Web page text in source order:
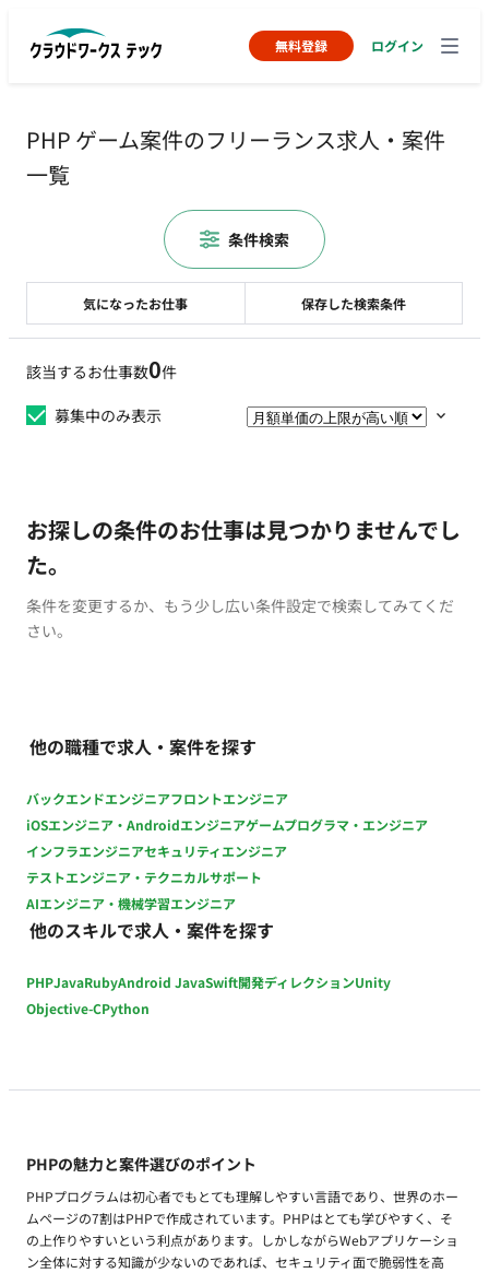
無料登録 ログイン
PHP ゲーム案件のフリーランス求人・案件
一覧
該当するお仕事数0件
募集中のみ表示
お探しの条件のお仕事は見つかりませんでし
た。
条件を変更するか、もう少し広い条件設定で検索してみてくだ
さい。
他の職種で求人・案件を探す
バックエンドエンジニアフロントエンジニア
iOSエンジニア・Androidエンジニアゲームプログラマ・エンジニア
インフラエンジニアセキュリティエンジニア
テストエンジニア・テクニカルサポート
AIエンジニア・機械学習エンジニア
他のスキルで求人・案件を探す
PHPJavaRubyAndroid JavaSwift開発ディレクションUnity
Objective-CPython
PHPの魅力と案件選びのポイント
PHPプログラムは初心者でもとても理解しやすい言語であり、世界のホー
ムページの7割はPHPで作成されています。PHPはとても学びやすく、そ
の上作りやすいという利点があります。しかしながらWebアプリケーショ
ン全体に対する知識が少ないのであれば、セキュリティ面で脆弱性を高
気になったお仕事 保存した検索条件
条件検索